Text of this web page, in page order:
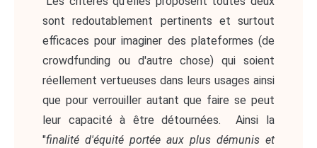
sont redoutablement pertinents et surtout
efficaces pour imaginer des plateformes (de
crowdfunding ou d'autre chose) qui soient
réellement vertueuses dans leurs usages ainsi
que pour verrouiller autant que faire se peut
leur capacité à être détournées. Ainsi la
"finalité d'équité portée aux plus démunis et